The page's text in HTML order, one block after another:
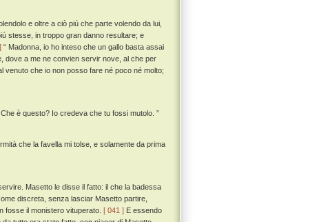
e oltre a ciò piú che parte volendo da lui,
stesse, in troppo gran danno resultare; e
“ Madonna, io ho inteso che un gallo basta assai
dove a me ne convien servir nove, al che per
venuto che io non posso fare né poco né molto;
è questo? Io credeva che tu fossi mutolo. ”
che la favella mi tolse, e solamente da prima
Masetto le disse il fatto: il che la badessa
discreta, senza lasciar Masetto partire,
fosse il monistero vituperato. [ 041 ] E essendo